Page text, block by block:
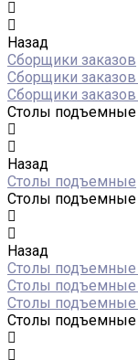
Назад
Сборщики заказов
Сборщики
Сборщики
Столы подъемные
Назад
Столы подъемные
Столы
Назад
Столы
Столы подъемные
Столы подъемные
Столы подъемные